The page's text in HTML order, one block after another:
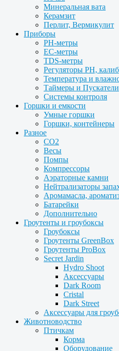
Минеральная вата
Керамзит
Перлит, Вермикулит
Приборы
PH-метры
EC-метры
TDS-метры
Регуляторы PH,
Температура и
Таймеры и Пускатели
Системы контроля
Горшки и емкости
Умные горшки
Горшки, контейнеры
Разное
CO2
Весы
Помпы
Компрессоры
Аэраторные камни
Нейтрализаторы
Аромамасла,
Батарейки
Дополнительно
Гроутенты и гроубоксы
Гроубоксы
Гроутенты GreenBox
Гроутенты ProBox
Secret Jardin
Hydro Shoot
Аксессуары
Dark Room
Cristal
Dark Street
Аксессуары для
Животноводство
Птичкам
Корма
Оборудование